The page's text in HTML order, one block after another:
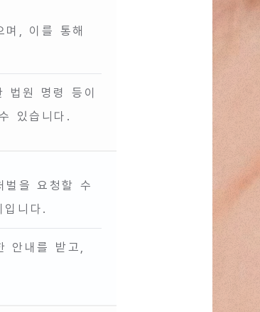
며, 이를 통해
법원 명령 등이
있습니다.
벌을 요청할 수
니다.
안내를 받고,